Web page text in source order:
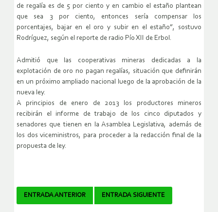
de regalía es de 5 por ciento y en cambio el estaño plantean
que sea 3 por ciento, entonces sería compensar los
porcentajes, bajar en el oro y subir en el estaño”, sostuvo
Rodríguez, según el reporte de radio Pío XII de Erbol.
Admitió que las cooperativas mineras dedicadas a la
explotación de oro no pagan regalías, situación que definirán
en un próximo ampliado nacional luego de la aprobación de la
nueva ley.
A principios de enero de 2013 los productores mineros
recibirán el informe de trabajo de los cinco diputados y
senadores que tienen en la Asamblea Legislativa, además de
los dos viceministros, para proceder a la redacción final de la
propuesta de ley.
Navegador
ENTRADA ANTERIOR ENTRADA SIGUIENTE